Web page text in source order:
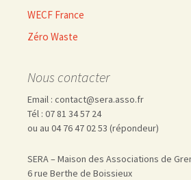
WECF France
Zéro Waste
Nous contacter
Email : contact@sera.asso.fr
Tél : 07 81 34 57 24
ou au 04 76 47 02 53 (répondeur)
SERA – Maison des Associations de
6 rue Berthe de Boissieux